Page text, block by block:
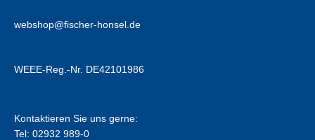
webshop@fischer-honsel.de
WEEE-Reg.-Nr. DE42101986
Kontaktieren Sie uns gerne:
Tel: 02932 989-0